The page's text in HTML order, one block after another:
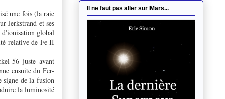
une fois (la raie
Jerkstrand et ses
d'ionisation global
relative de Fe II
56 juste avant
ensuite du Fer-
signe de la fusion
la luminosité
Il ne faut pas aller sur Mars...